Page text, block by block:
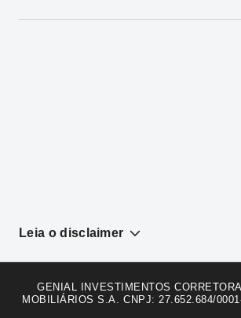
Disclaimer
Leia o disclaimer
GENIAL INVESTIMENTOS
MOBILIÁRIOS S.A. CNPJ: 27.652.684/